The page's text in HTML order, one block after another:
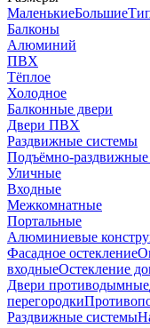
МаленькиеБольшие
Балконы
Алюминий
ПВХ
Тёплое
Холодное
Балконные двери
Двери ПВХ
Раздвижные системы
Подъёмно-
Уличные
Входные
Межкомнатные
Портальные
Алюминиевые
Фасадное остекление
входныеОстекление
Двери противодымные
перегородки
Раздвижные системы